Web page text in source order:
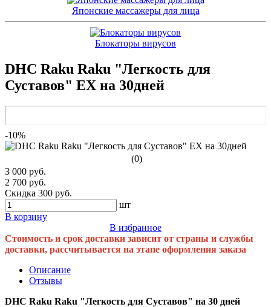
Японские массажеры для лица
Блокаторы вирусов
DHC Raku Raku "Легкость для
Суставов" EX на 30дней
-10%
(0)
3 000 руб.
2 700 руб.
Скидка 300 руб.
шт
В корзину
В избранное
Стоимость и срок доставки зависит от страны и службы
доставки, рассчитывается на этапе оформления заказа
Описание
Отзывы
DHC Raku Raku "Легкость для Суставов" на 30 дней